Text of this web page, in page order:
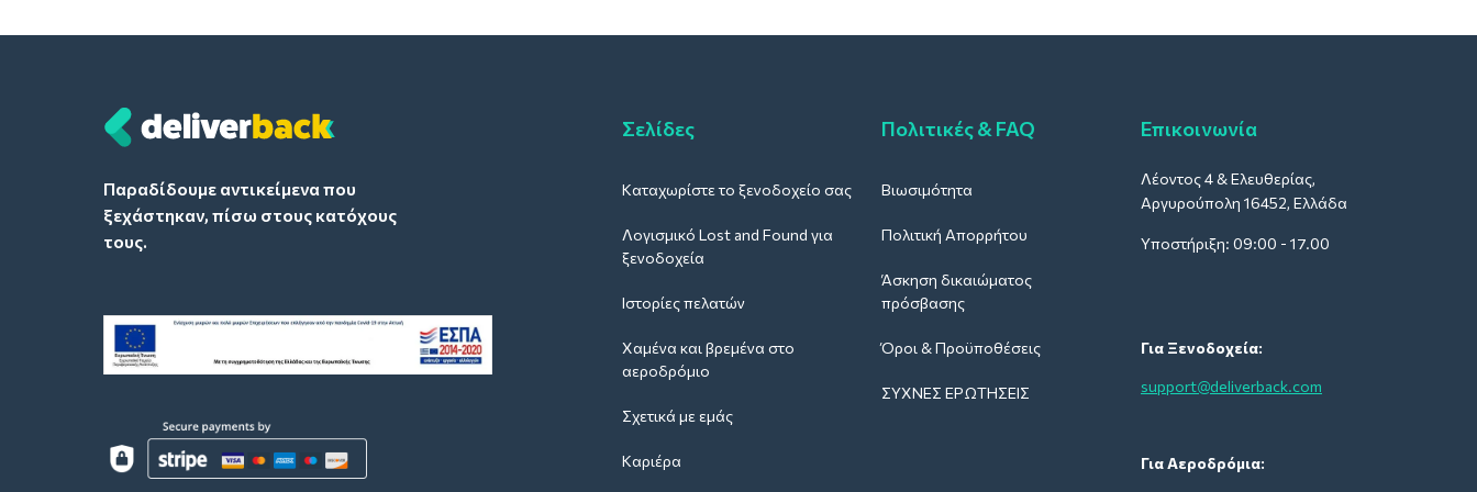
Παραδίδουμε αντικείμενα που
ξεχάστηκαν, πίσω στους κατόχους
τους.
Σελίδες
Καταχωρίστε το ξενοδοχείο σας
Λογισμικό Lost and Found για
ξενοδοχεία
Ιστορίες πελατών
Χαμένα και βρεμένα στο
αεροδρόμιο
Σχετικά με εμάς
Καριέρα
Πολιτικές & FAQ
Βιωσιμότητα
Πολιτική Απορρήτου
Άσκηση δικαιώματος
πρόσβασης
Όροι & Προϋποθέσεις
ΣΥΧΝΈΣ ΕΡΩΤΉΣΕΙΣ
Επικοινωνία
Λέοντος 4 & Ελευθερίας,
Αργυρούπολη 16452, Ελλάδα
Υποστήριξη: 09:00 - 17.00
Για Ξενοδοχεία:
support@deliverback.com
Για Αεροδρόμια: